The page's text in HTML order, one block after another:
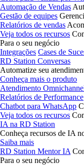
Automação de Vendas
Gestão de equipes
Relatórios de vendas
Veja todos os recursos
Para o seu negócio
Integrações Cases de
RD Station Conversas
Automatize seu
Conheça mais o produto
Atendimento
Relatórios de Performance
Chatbot para WhatsApp
Veja todos os recursos
IA na RD Station
Conheça recursos de IA
Saiba mais
RD Station Mentor IA
Para o seu negócio